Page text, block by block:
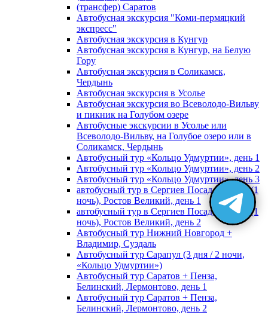
(трансфер) Саратов
Автобусная экскурсия "Коми-пермяцкий
экспресс"
Автобусная экскурсия в Кунгур
Автобусная экскурсия в Кунгур, на Белую
Гору
Автобусная экскурсия в Соликамск,
Чердынь
Автобусная экскурсия в Усолье
Автобусная экскурсия во Всеволодо-Вильву
и пикник на Голубом озере
Автобусные экскурсии в Усолье или
Всеволодо-Вильву, на Голубое озеро или в
Соликамск, Чердынь
Автобусный тур «Кольцо Удмуртии», день 1
Автобусный тур «Кольцо Удмуртии», день 2
Автобусный тур «Кольцо Удмуртии», день 3
автобусный тур в Сергиев Посад, Москву (1
ночь), Ростов Великий, день 1
автобусный тур в Сергиев Посад, Москву (1
ночь), Ростов Великий, день 2
Автобусный тур Нижний Новгород +
Владимир, Суздаль
Автобусный тур Сарапул (3 дня / 2 ночи,
«Кольцо Удмуртии»)
Автобусный тур Саратов + Пенза,
Белинский, Лермонтово, день 1
Автобусный тур Саратов + Пенза,
Белинский, Лермонтово, день 2